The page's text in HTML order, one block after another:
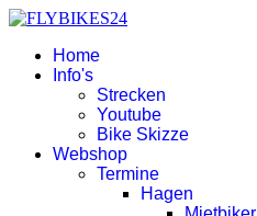
Home
Info's
Strecken
Youtube
Bike Skizze
Webshop
Termine
Hagen